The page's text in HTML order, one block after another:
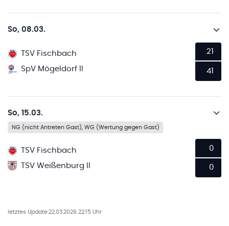
So, 08.03.
TSV Fischbach
SpV Mögeldorf II
21
41
So, 15.03.
NG (nicht Antreten Gast), WG (Wertung gegen Gast)
TSV Fischbach
TSV Weißenburg II
0
0
letztes Update:22.03.2026 22:15 Uhr